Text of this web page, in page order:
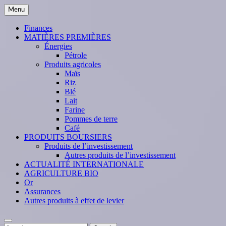
Skip
to
content
Menu
Finances
MATIÈRES PREMIÈRES
Énergies
Pétrole
Produits agricoles
Maïs
Riz
Blé
Lait
Farine
Pommes de terre
Café
PRODUITS BOURSIERS
Produits de l’investissement
Autres produits de l’investissement
ACTUALITÉ INTERNATIONALE
AGRICULTURE BIO
Or
Assurances
Autres produits à effet de levier
Search